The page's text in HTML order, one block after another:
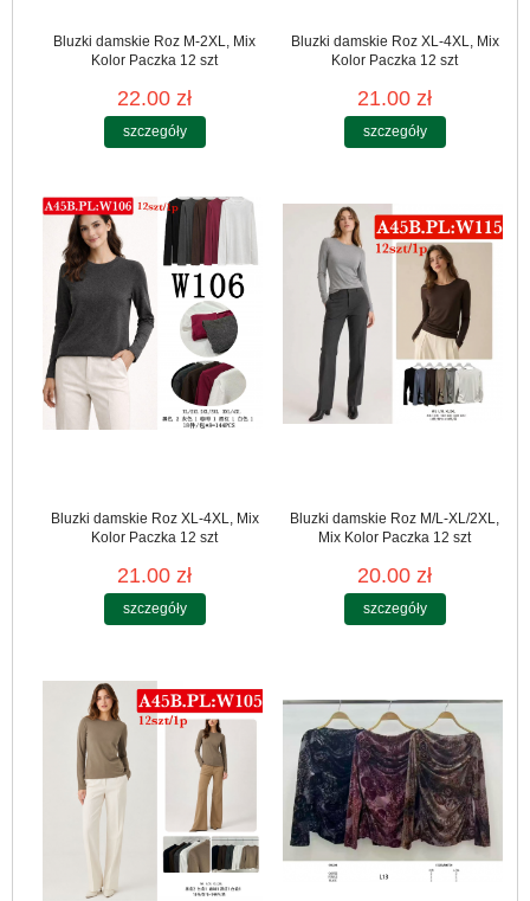
Bluzki damskie Roz M-2XL, Mix
Kolor Paczka 12 szt
22.00 zł
szczegóły
Bluzki damskie Roz XL-4XL, Mix
Kolor Paczka 12 szt
21.00 zł
szczegóły
Bluzki damskie Roz XL-4XL, Mix
Kolor Paczka 12 szt
21.00 zł
szczegóły
Bluzki damskie Roz M/L-XL/2XL,
Mix Kolor Paczka 12 szt
20.00 zł
szczegóły